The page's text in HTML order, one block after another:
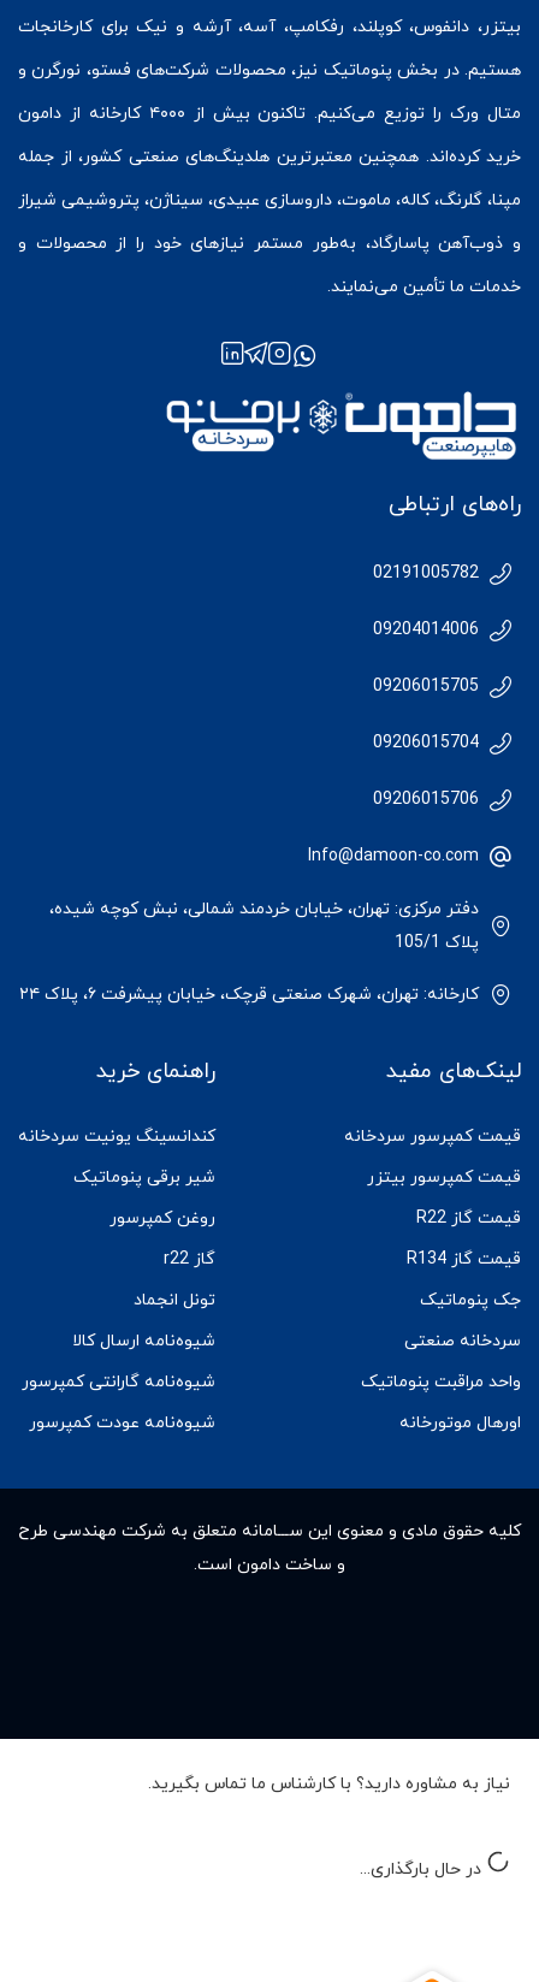
بیتزر، دانفوس،کوپلند، رفکامپ، آسه، آرشه و نیک برای کارخانجات
هستیم. در بخش پنوماتیک نیز، محصولات شرکت‌های فستو، نورگرن و
متال ورک
را توزیع می‌کنیم. تاکنون بیش از ۴۰۰۰ کارخانه از دامون
خرید کرده‌اند. همچنین معتبرترین هلدینگ‌های صنعتی کشور، از جمله
مپنا، گلرنگ، کاله، ماموت، داروسازی عبیدی، سیناژن، پتروشیمی شیراز
و ذوب‌آهن پاسارگاد، به‌طور مستمر نیازهای خود را از محصولات و
خدمات ما تأمین می‌نمایند.
راه‌های ارتباطی
02191005782
09204014006
09206015705
09206015704
09206015706
Info@damoon-co.com
دفتر مرکزی: تهران، خیابان خردمند شمالی، نبش کوچه شیده،
پلاک 105/1
کارخانه: تهران، شهرک صنعتی قرچک، خیابان پیشرفت ۶، پلاک ۲۴
لینک‌های مفید
قیمت کمپرسور سردخانه
قیمت کمپرسور بیتزر
قیمت گاز R22
قیمت گاز R134
جک پنوماتیک
سردخانه صنعتی
واحد مراقبت پنوماتیک
اورهال موتورخانه
راهنمای خرید
کندانسینگ یونیت سردخانه
شیر برقی پنوماتیک
روغن کمپرسور
گاز r22
تونل انجماد
شیوه‌نامه ارسال کالا
شیوه‌نامه گارانتی کمپرسور
شیوه‌نامه عودت کمپرسور
کلیه حقوق مادى و معنوى این ســـامانه متعلق به شرکت مهندسی طرح
و ساخت دامون است.
نیاز به مشاوره دارید؟ با کارشناس ما تماس بگیرید.
در حال بارگذاری...